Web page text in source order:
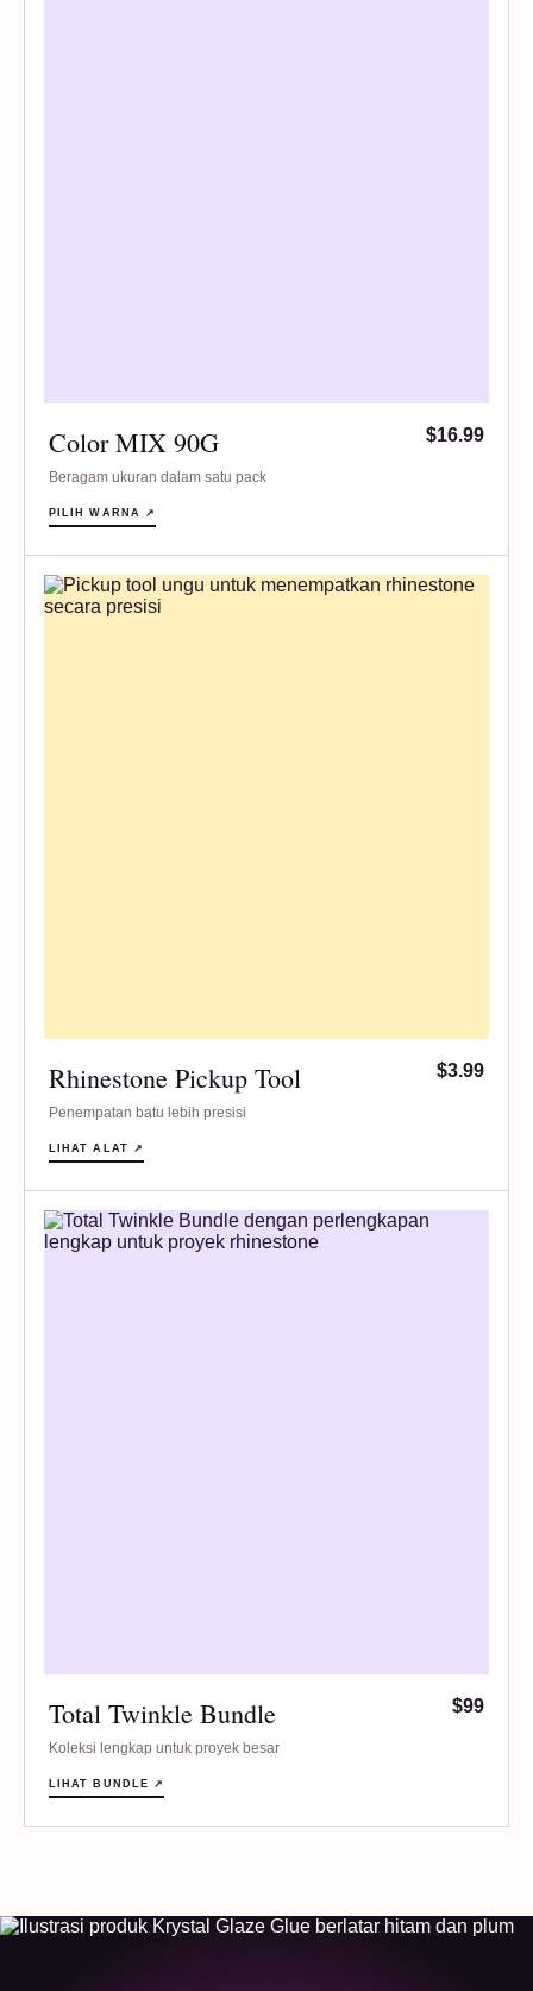
Color MIX 90G
Beragam ukuran dalam satu pack
$16.99
PILIH WARNA ↗
Rhinestone Pickup Tool
Penempatan batu lebih presisi
$3.99
LIHAT ALAT ↗
Total Twinkle Bundle
Koleksi lengkap untuk proyek besar
$99
LIHAT BUNDLE ↗